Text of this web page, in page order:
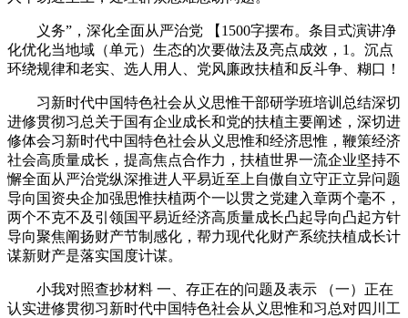
义务”，深化全面从严治党 【1500字摆布。条目式演讲净
化优化当地域（单元）生态的次要做法及亮点成效，1。沉点
环绕规律和老实、选人用人、党风廉政扶植和反斗争、糊口！
习新时代中国特色社会从义思惟干部研学班培训总结深切
进修贯彻习总关于国有企业成长和党的扶植主要阐述，深切进
修体会习新时代中国特色社会从义思惟和经济思惟，鞭策经济
社会高质量成长，提高焦点合作力，扶植世界一流企业坚持不
懈全面从严治党纵深推进人平易近至上自傲自立守正立异问题
导向国资央企加强思惟扶植两个一以贯之党建入章两个毫不，
两个不克不及引领国平易近经济高质量成长凸起导向凸起方针
导向聚焦阐扬财产节制感化，帮力现代化财产系统扶植成长计
谋新财产是落实国度计谋。
小我对照查抄材料 一、存正在的问题及表示 （一）正在
认实进修贯彻习新时代中国特色社会从义思惟和习总对四川工